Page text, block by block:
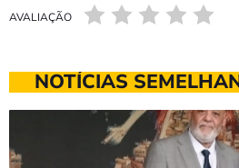
AVALIAÇÃO
NOTÍCIAS